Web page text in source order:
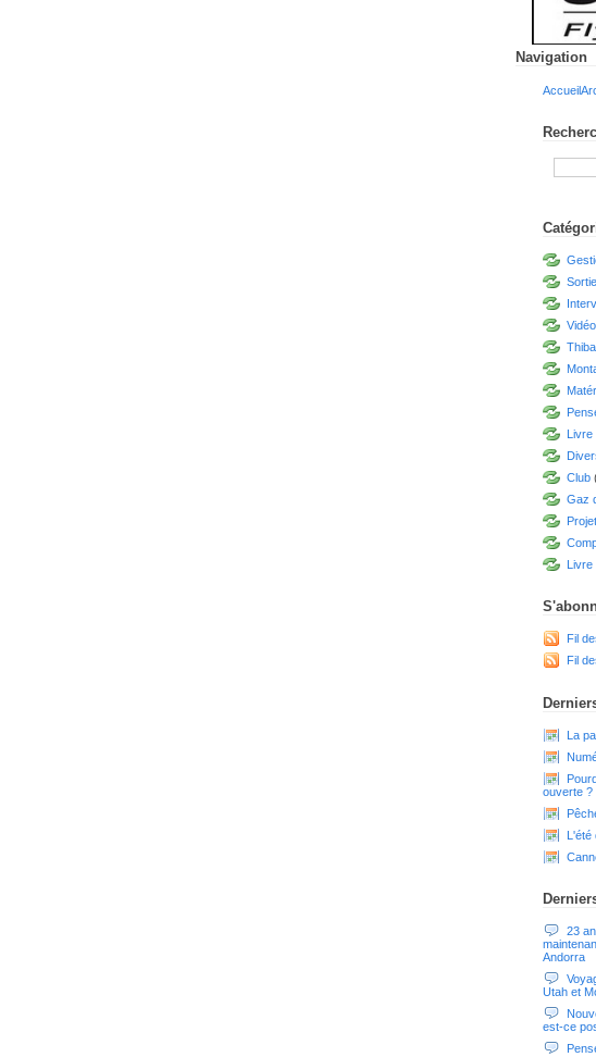
Navigation
Accueil
Livre
Club
Gaz
Livre
Fil
Fil
La
ouverte ?
L'été
23
Andorra
Utah et
est-ce